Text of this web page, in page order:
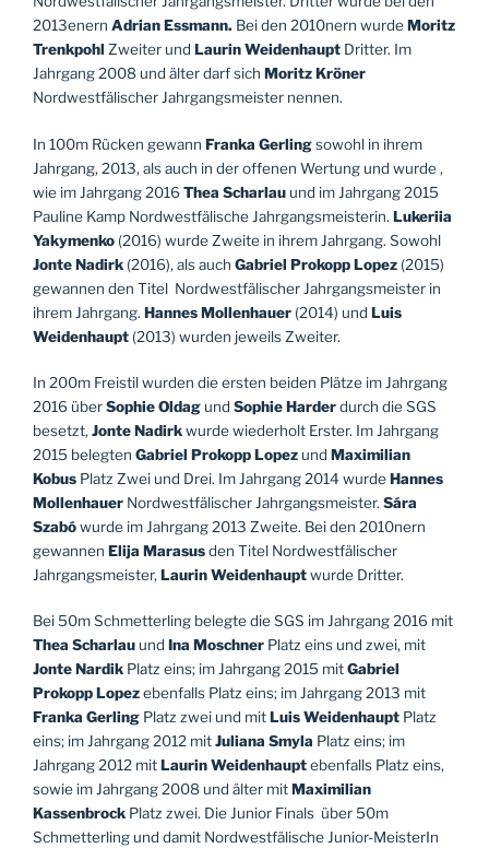
2013enern AdrianEssmann. Bei den 2010nern wurdeMoritz
Trenkpohl Zweiter und LaurinWeidenhaupt Dritter. Im
Jahrgang 2008 und älter darf sich Moritz Kröner
Nordwestfälischer Jahrgangsmeister nennen.
In 100m Rücken gewann Franka Gerlingsowohl in ihrem
Jahrgang, 2013, als auch in der offenen Wertung und wurde ,
wie im Jahrgang 2016Thea Scharlau und im Jahrgang 2015
Pauline Kamp Nordwestfälische Jahrgangsmeisterin. Lukeriia
Yakymenko (2016) wurde Zweite in ihrem Jahrgang. Sowohl
JonteNadirk (2016), als auch Gabriel Prokopp Lopez (2015)
gewannen den Titel Nordwestfälischer Jahrgangsmeister in
ihrem Jahrgang. Hannes Mollenhauer (2014) und Luis
Weidenhaupt (2013) wurden jeweils Zweiter.
In 200m Freistil wurden die ersten beiden Plätze im Jahrgang
2016 überSophie Oldag und Sophie Harderdurch die SGS
besetzt, Jonte Nadirkwurde wiederholt Erster. Im Jahrgang
2015 belegten Gabriel Prokopp Lopez und Maximilian
Kobus Platz Zwei und Drei. Im Jahrgang 2014 wurdeHannes
Mollenhauer Nordwestfälischer Jahrgangsmeister. Sára
Szabówurde im Jahrgang 2013 Zweite. Bei den 2010nern
gewannen Elija Marasusden Titel Nordwestfälischer
Jahrgangsmeister, Laurin Weidenhauptwurde Dritter.
Bei 50m Schmetterling belegte die SGS im Jahrgang 2016 mit
Thea Scharlau und Ina Moschner Platz eins und zwei, mit
Jonte Nardik Platz eins; im Jahrgang 2015 mitGabriel
Prokopp Lopezebenfalls Platz eins; im Jahrgang 2013 mit
Franka Gerling Platz zwei und mitLuis Weidenhaupt Platz
eins; im Jahrgang 2012 mitJuliana Smyla Platz eins; im
Jahrgang 2012 mitLaurinWeidenhauptebenfalls Platz eins,
sowie im Jahrgang 2008 und älter mitMaximilian
Kassenbrock Platz zwei. Die Junior Finals über 50m
Schmetterling und damit Nordwestfälische Junior-MeisterIn